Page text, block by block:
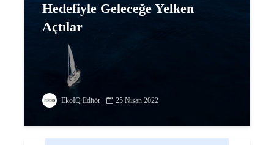
Hedefiyle Geleceğe Yelken
Açtılar
EkoIQ Editör 25 Nisan 2022